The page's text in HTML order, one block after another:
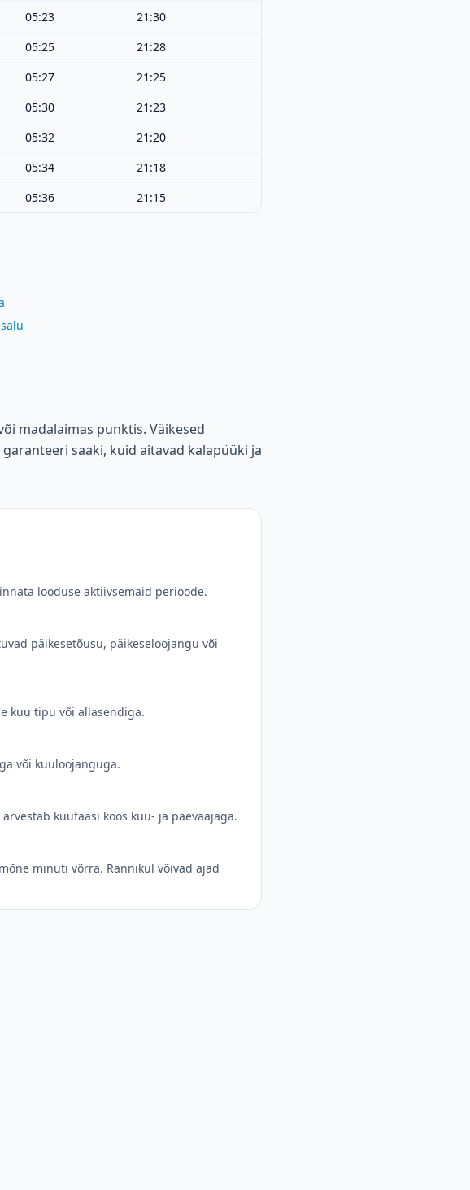
05:23
21:30
05:25
21:28
05:27
21:25
05:30
21:23
05:32
21:20
05:34
21:18
05:36 21:15
madalaimas punktis. Väikesed
saaki, kuid aitavad kalapüüki ja
looduse aktiivsemaid perioode.
päikesetõusu, päikeseloojangu või
kuu tipu või allasendiga.
või kuuloojanguga.
kuufaasi koos kuu- ja päevaajaga.
minuti võrra. Rannikul võivad ajad